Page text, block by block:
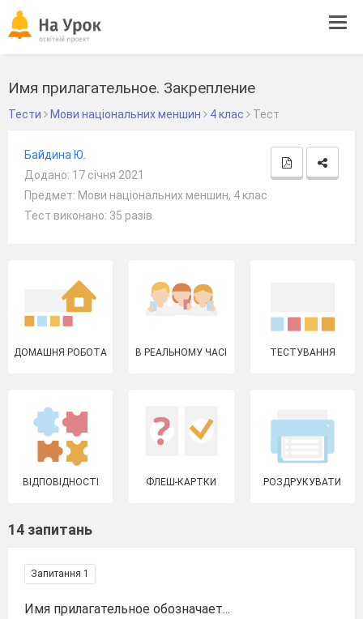
Имя прилагательное. Закрепление
Тести Мови національних меншин 4 клас Тест
Байдина Ю.
Додано: 17 січня 2021
Предмет: Мови національних меншин, 4 клас
Тест виконано: 35 разів
ДОМАШНЯ РОБОТА В РЕАЛЬНОМУ ЧАСІ ТЕСТУВАННЯ
ВІДПОВІДНОСТІ ФЛЕШ-КАРТКИ РОЗДРУКУВАТИ
14 запитань
Запитання 1
Имя прилагательное обозначает...